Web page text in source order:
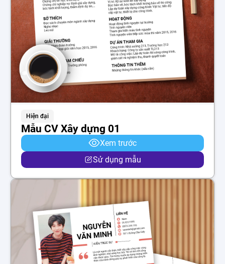
Hiện đại
Mẫu CV Xây dựng 01
Xem trước
Sử dụng mẫu